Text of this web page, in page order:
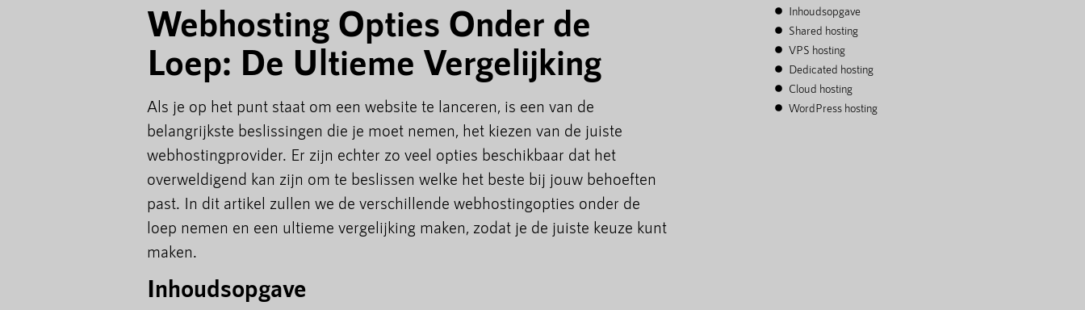
Webhosting Opties Onder de
Loep: De Ultieme Vergelijking
Als je op het punt staat om een website te lanceren, is een van de
belangrijkste beslissingen die je moet nemen, het kiezen van de juiste
webhostingprovider. Er zijn echter zo veel opties beschikbaar dat het
overweldigend kan zijn om te beslissen welke het beste bij jouw behoeften
past. In dit artikel zullen we de verschillende webhostingopties onder de
loep nemen en een ultieme vergelijking maken, zodat je de juiste keuze kunt
maken.
Inhoudsopgave
Inhoudsopgave
Shared hosting
VPS hosting
Dedicated hosting
Cloud hosting
WordPress hosting